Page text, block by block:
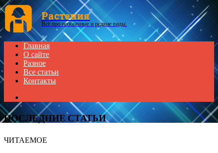
Menu
Растения
Всё про необычные и редкие виды.
Главная
О сайте
Разное
Все статьи
Контакты
for
ПОСЛЕДНИЕ СТАТЬИ
ЧИТАЕМОЕ